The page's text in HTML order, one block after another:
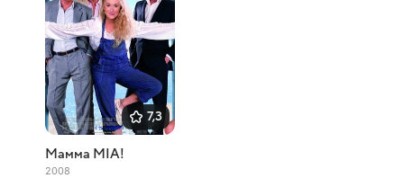
7,3
Мамма MIA!
2008